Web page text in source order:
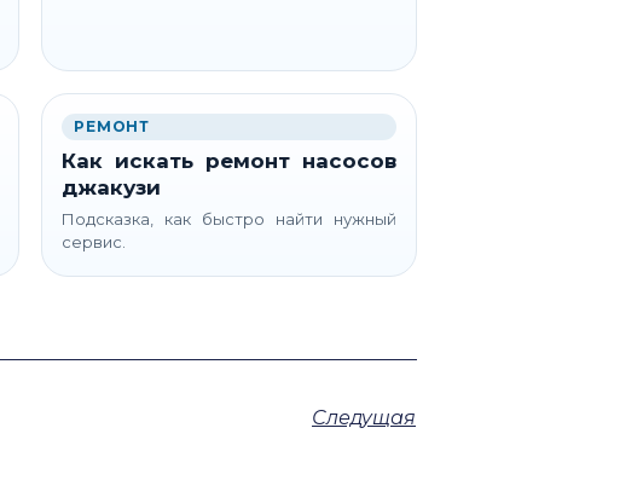
РЕМОНТ
Как искать ремонт насосов
джакузи
Подсказка, как быстро найти нужный
сервис.
Следущая